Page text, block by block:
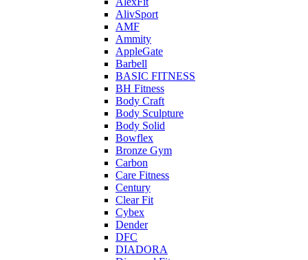
AlivSport
AMF
Ammity
AppleGate
Barbell
BASIC FITNESS
BH Fitness
Body Craft
Body Sculpture
Body Solid
Bowflex
Bronze Gym
Carbon
Care Fitness
Century
Clear Fit
Cybex
Dender
DFC
DIADORA